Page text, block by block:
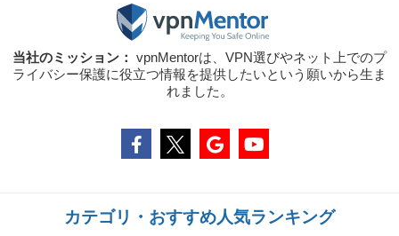
当社のミッション： vpnMentorは、VPN選びやネット上でのプ
ライバシー保護に役立つ情報を提供したいという願いから生ま
れました。
カテゴリ・おすすめ人気ランキング